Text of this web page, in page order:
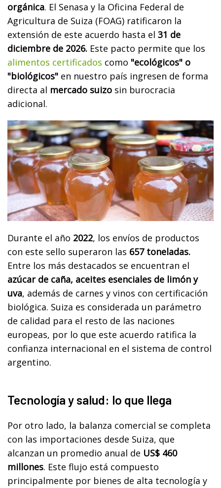
orgánica. El Senasa y la Oficina Federal de
Agricultura de Suiza (FOAG) ratificaron la
extensión de este acuerdo hasta el 31 de
diciembre de 2026. Este pacto permite que los
alimentos certificados como "ecológicos" o
"biológicos" en nuestro país ingresen de forma
directa al mercado suizo sin burocracia
adicional.
Durante el año 2022, los envíos de productos
con este sello superaron las 657 toneladas.
Entre los más destacados se encuentran el
azúcar de caña, aceites esenciales de limón y
uva, además de carnes y vinos con certificación
biológica. Suiza es considerada un parámetro
de calidad para el resto de las naciones
europeas, por lo que este acuerdo ratifica la
confianza internacional en el sistema de control
argentino.
Tecnología y salud: lo que llega
Por otro lado, la balanza comercial se completa
con las importaciones desde Suiza, que
alcanzan un promedio anual de US$ 460
millones. Este flujo está compuesto
principalmente por bienes de alta tecnología y